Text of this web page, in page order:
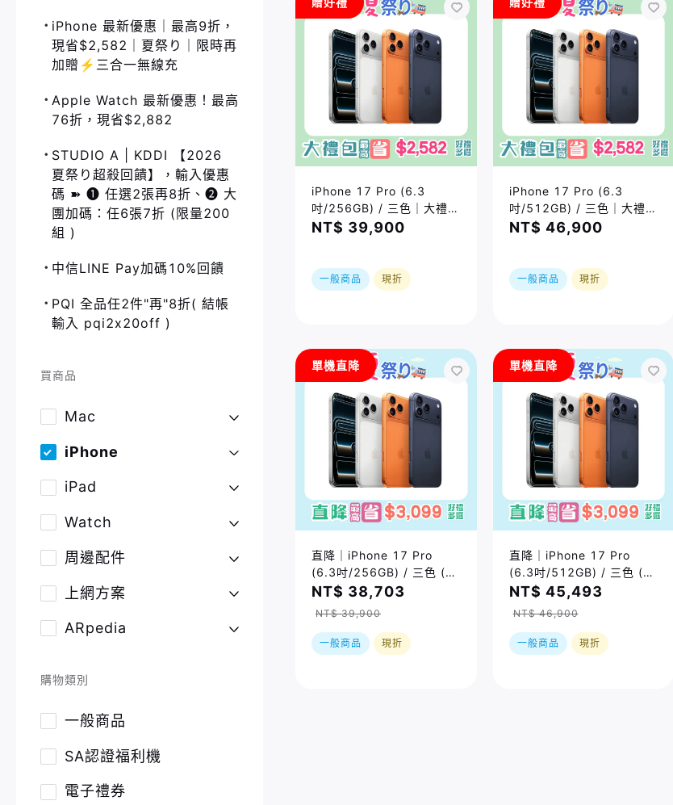
iPhone 最新優惠｜最高9折，
現省$2,582｜夏祭り｜限時再
加贈⚡️三合一無線充
Apple Watch 最新優惠！最高
76折，現省$2,882
STUDIO A | KDDI 【2026
夏祭り超殺回饋】，輸入優惠
碼 ➽ ❶ 任選2張再8折、❷ 大
團加碼：任6張7折 (限量200
組 )
中信LINE Pay加碼10%回饋
PQI 全品任2件"再"8折( 結帳
輸入 pqi2x20off )
買商品
Mac
iPhone
iPad
Watch
周邊配件
上網方案
ARpedia
購物類別
一般商品
SA認證福利機
電子禮券
iPhone 17 Pro (6.3
吋/256GB) / 三色｜大禮包
最高省$2582好禮四選一
NT$ 39,900
一般商品 現折
iPhone 17 Pro (6.3
吋/512GB) / 三色｜大禮包
最高省$2582好禮四選一
際依原廠到貨時間為準
NT$ 46,900
一般商品 現折
單機直降
直降｜iPhone 17 Pro
(6.3吋/256GB) / 三色 (售
價已折)｜大禮包最高省
$3099好禮五選一｜現貨
或預購，實際依原廠到貨時
間為準
NT$ 38,703
NT$ 39,900
一般商品 現折
單機直降
直降｜iPhone 17 Pro
(6.3吋/512GB) / 三色 (售
價已折)｜大禮包最高省
$3099好禮五選一｜現貨
或預購，實際依原廠到貨時
間為準
NT$ 45,493
NT$ 46,900
一般商品 現折